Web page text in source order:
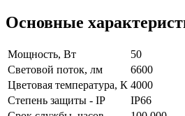
Основные
Мощность, Вт
50
Световой поток, лм
6600
Цветовая температура, К 4000
Степень защиты - IP
IP66